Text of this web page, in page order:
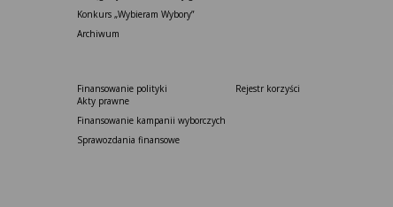
Konkurs „Wybieram Wybory”
Archiwum
Finansowanie polityki
Akty prawne
Finansowanie kampanii wyborczych
Sprawozdania finansowe
Rejestr korzyści